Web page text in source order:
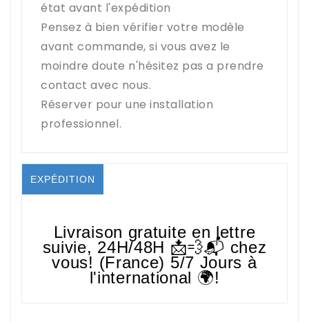
état avant l'expédition
Pensez à bien vérifier votre modèle
avant commande, si vous avez le
moindre doute n'hésitez pas a prendre
contact avec nous.
Réserver pour une installation
professionnel.
EXPÉDITION
Livraison gratuite en lettre
suivie, 24H/48H 📩💨📬 chez
vous! (France) 5/7 Jours à
l'international 🌍!